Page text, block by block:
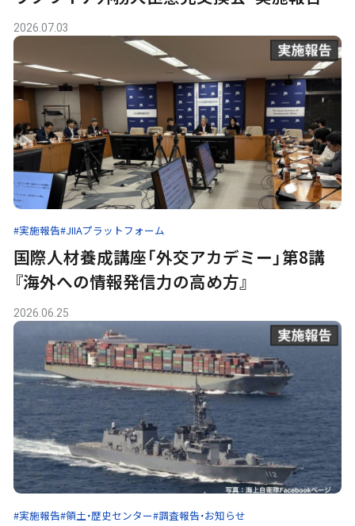
2026.07.03
#実施報告#JIIAプラットフォーム
国際人材養成講座「外交アカデミー」第8講
『海外への情報発信力の高め方』
2026.06.25
#実施報告#領土・歴史センター#調査報告・お知らせ